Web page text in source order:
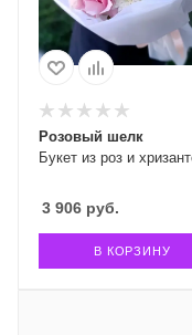
Букет из роз и
Розовый шелк
3 906 руб.
В КОРЗИНУ